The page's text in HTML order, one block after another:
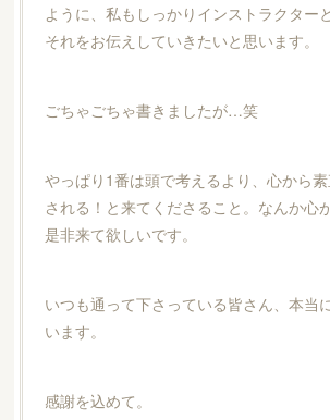
ように、私もしっかりインストラクター
それをお伝えしていきたいと思います。
ごちゃごちゃ書きましたが…笑
やっぱり1番は頭で考えるより、心から
される！と来てくださること。なんか心
是非来て欲しいです。
いつも通って下さっている皆さん、本当
います。
感謝を込めて。